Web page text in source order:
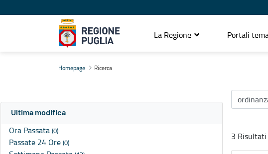
La Regione Portali
Homepage Ricerca
Ultima modifica
Ora Passata (0)
Passate 24 Ore (0)
3